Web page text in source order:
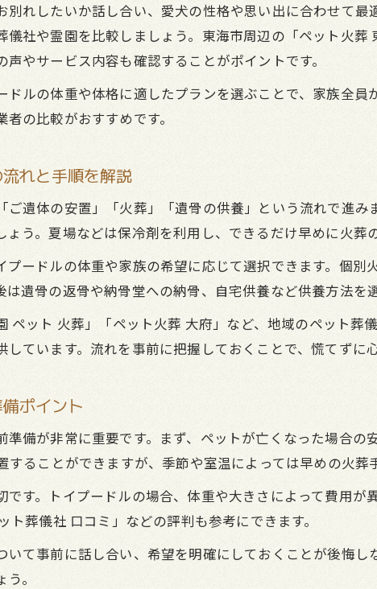
ペット葬儀で選ぶ供養方法とその選択基準を解説
トイプードル向けペット葬儀の供養先を比較検討
口コミから選ぶ安心できるペット葬儀供養先
遺骨自宅安置のリスクと後悔しない対策とは
カビや衛生問題を防ぐペット葬儀後の対策方法
風水的観点から見た遺骨安置とペット葬儀の注
ペット葬儀の費用相場とスマートな選び方
ペット葬儀の費用相場と賢いサービス選定法
ペット葬儀の価格差とサービス内容を比較する方
口コミを活用したペット葬儀費用の見極めポイ
予算に合わせたペット葬儀プランの選び方
家族で語るトイプードルとの最後のお別れ
ペット葬儀を通じて家族で分かち合う想いの整理
トイプードルとの別れで心が癒やされるペット
れしたいか話し合い、愛犬の性格や思い出に合わせて
社や霊園を比較しましょう。東海市周辺の「ペット火
やサービス内容も確認することがポイントです。
ルの体重や体格に適したプランを選ぶことで、家族全員
の比較がおすすめです。
れと手順を解説
ご遺体の安置」「火葬」「遺骨の供養」という流れで進
う。夏場などは保冷剤を利用し、できるだけ早めに火葬
ードルの体重や家族の希望に応じて選択できます。個別
遺骨の返骨や納骨堂への納骨、自宅供養など供養方法を選
ペット 火葬」「ペット火葬 大府」など、地域のペット葬
ています。流れを事前に把握しておくことで、慌てずに
ポイント
備が非常に重要です。まず、ペットが亡くなった場合の
ることができますが、季節や室温によっては早めの火葬
す。トイプードルの場合、体重や大きさによって費用
葬儀社 口コミ」などの評判も参考にできます。
て事前に話し合い、希望を明確にしておくことが後悔
。